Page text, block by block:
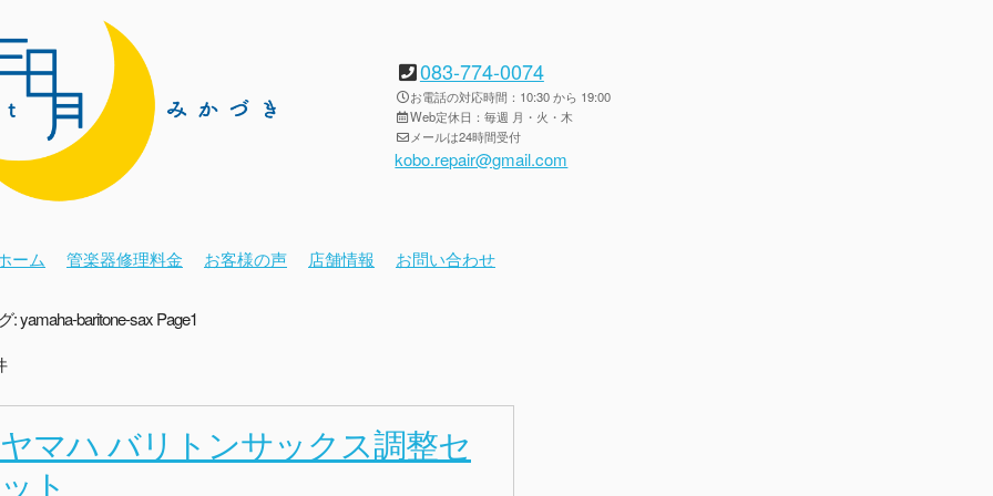
083-774-0074
お電話の対応時間：10:30 から 19:00
Web定休日：毎週 月・火・木
メールは24時間受付
kobo.repair@gmail.com
ーム 管楽器修理料金 お客様の声 店舗情報 お問い合わせ
:yamaha-baritone-saxPage1
ヤマハ バリトンサックス調整セ
ット